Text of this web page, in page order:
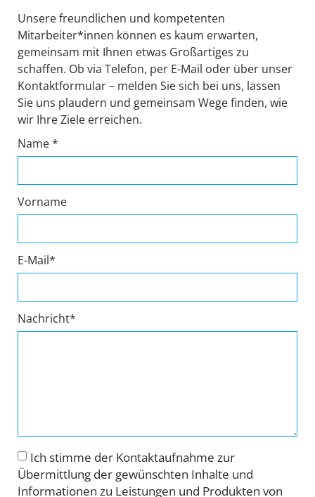
Unsere freundlichen und kompetenten
Mitarbeiter*innen können es kaum erwarten,
gemeinsam mit Ihnen etwas Großartiges zu
schaffen. Ob via Telefon, per E-Mail oder über unser
Kontaktformular – melden Sie sich bei uns, lassen
Sie uns plaudern und gemeinsam Wege finden, wie
wir Ihre Ziele erreichen.
Name *
Vorname
E-Mail*
Nachricht*
Ich stimme der Kontaktaufnahme zur
Übermittlung der gewünschten Inhalte und
Informationen zu Leistungen und Produkten von